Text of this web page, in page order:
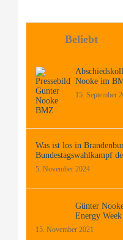
Beliebt
Nooke im
15. September
Was ist los in
Bundestagswahlkampf
5. November 2024
Günter
Energy
15. November 2021